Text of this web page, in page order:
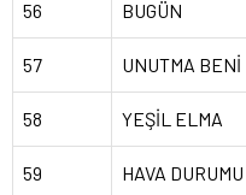
56 BUGÜN
57 UNUTMA BENİ
58 YEŞİL ELMA
59 HAVA DURUMU